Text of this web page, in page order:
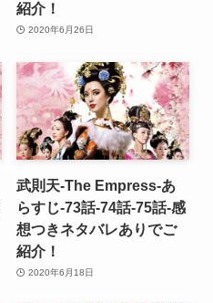
紹介！
2020年6月26日
武則天-The Empress-あ
らすじ-73話-74話-75話-感
想つきネタバレありでご
紹介！
2020年6月18日